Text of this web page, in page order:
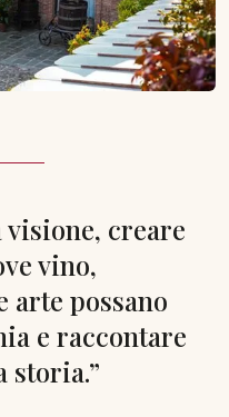
visione, creare
vino,
arte possano
e raccontare
storia.”